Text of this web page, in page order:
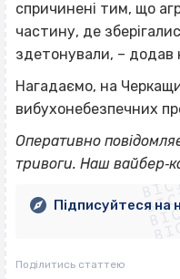
спричинені тим, що
частину, де
здетонували, – додав
Нагадаємо, на
вибухонебезпечних
Оперативно
тривоги. Наш
Підписуйтеся на
Поділитись статтею